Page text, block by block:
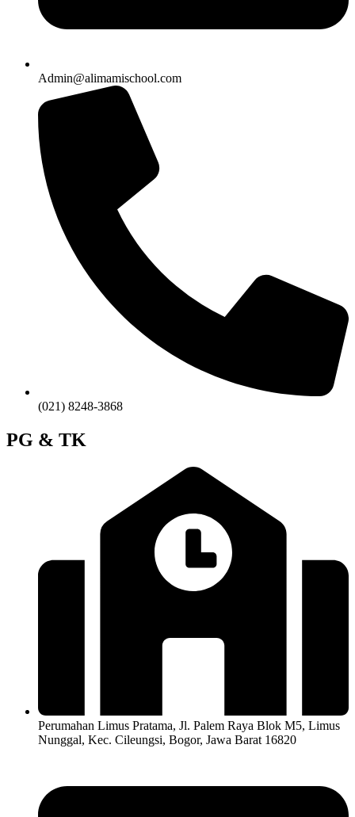
Admin@alimamischool.com
(021) 8248-3868
PG & TK
Perumahan Limus Pratama, Jl. Palem Raya Blok M5, Limus
Nunggal, Kec. Cileungsi, Bogor, Jawa Barat 16820